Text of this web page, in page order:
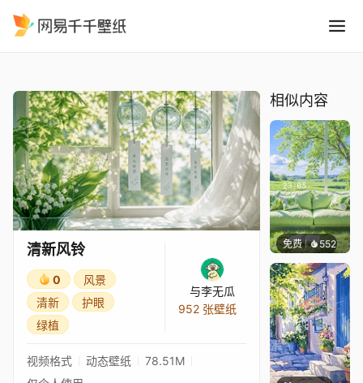
清新风铃
0
风景
清新
护眼
绿植
与李无瓜
952 张壁纸
视频格式 动态壁纸
78.51M
相似内容
免费 552豆子